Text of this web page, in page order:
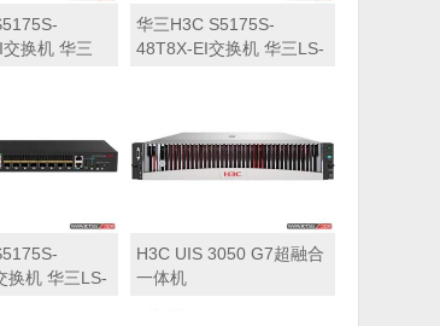
换机 华三
华三H3C S5175S-
48T8X-EI交换机 华三LS-
换机 华三LS-
H3C UIS 3050 G7超融合
一体机